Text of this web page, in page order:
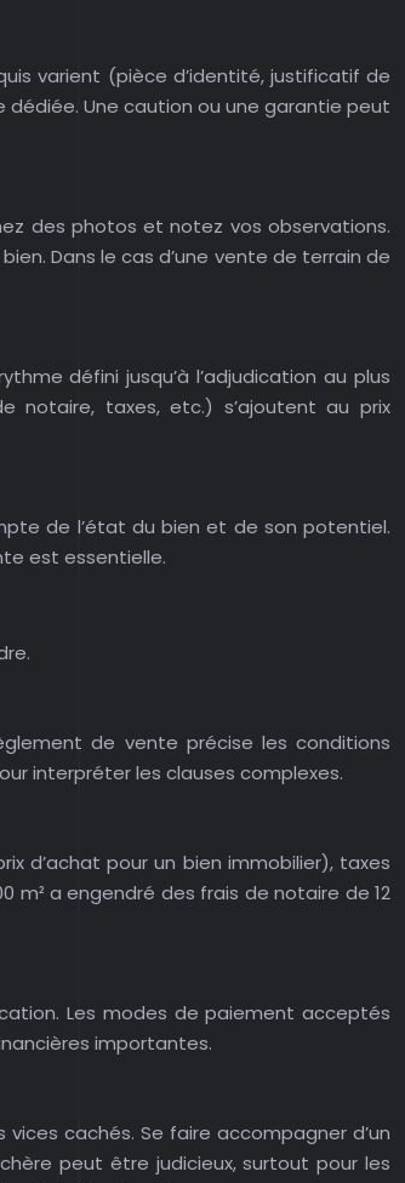
varient (pièce d’identité, justificatif de
Une caution ou une garantie peut
des photos et notez vos observations.
Dans le cas d’une vente de terrain de
défini jusqu’à l’adjudication au plus
notaire, taxes, etc.) s’ajoutent au prix
de l’état du bien et de son potentiel.
est essentielle.
de vente précise les conditions
interpréter les clauses complexes.
d’achat pour un bien immobilier), taxes
m² a engendré des frais de notaire de 12
Les modes de paiement acceptés
importantes.
cachés. Se faire accompagner d’un
peut être judicieux, surtout pour les